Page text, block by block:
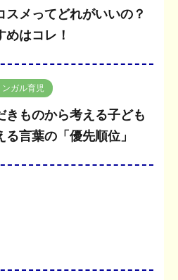
スメってどれがいいの？
めはコレ！
ンガル育児
きものから考える子ども
る言葉の「優先順位」